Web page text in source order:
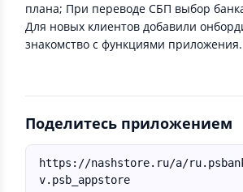
плана; При переводе СБП выбор
Для новых клиентов добавили
знакомство с функциями
Поделитесь приложением
https://nashstore.ru/a/
v.psb_appstore